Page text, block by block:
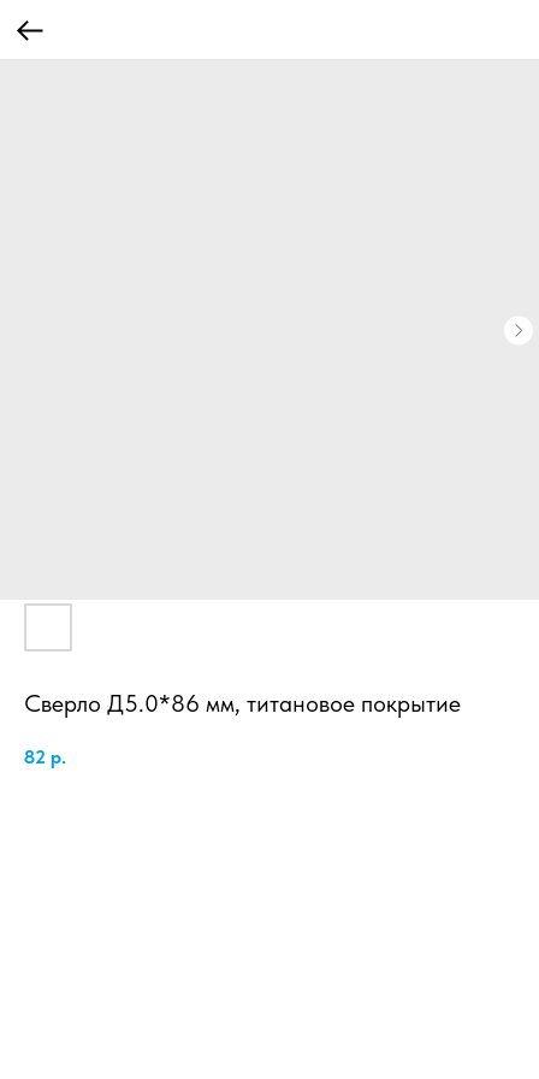
Сверло Д5.0*86 мм, титановое покрытие
82 р.